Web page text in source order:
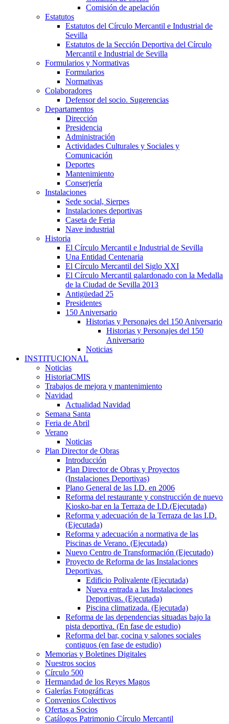
Comisión de apelación
Estatutos
Estatutos del Círculo Mercantil e Industrial de
Sevilla
Estatutos de la Sección Deportiva del Círculo
Mercantil e Industrial de Sevilla
Formularios y Normativas
Formularios
Normativas
Colaboradores
Defensor del socio. Sugerencias
Departamentos
Dirección
Presidencia
Administración
Actividades Culturales y Sociales y
Comunicación
Deportes
Mantenimiento
Conserjería
Instalaciones
Sede social, Sierpes
Instalaciones deportivas
Caseta de Feria
Nave industrial
Historia
El Círculo Mercantil e Industrial de Sevilla
Una Entidad Centenaria
El Círculo Mercantil del Siglo XXI
El Círculo Mercantil galardonado con la Medalla
de la Ciudad de Sevilla 2013
Antigüedad 25
Presidentes
150 Aniversario
Historias y Personajes del 150 Aniversario
Historias y Personajes del 150
Aniversario
Noticias
INSTITUCIONAL
Noticias
HistoriaCMIS
Trabajos de mejora y mantenimiento
Navidad
Actualidad Navidad
Semana Santa
Feria de Abril
Verano
Noticias
Plan Director de Obras
Introducción
Plan Director de Obras y Proyectos
(Instalaciones Deportivas)
Plano General de las I.D. en 2006
Reforma del restaurante y construcción de nuevo
Kiosko-bar en la Terraza de I.D.(Ejecutada)
Reforma y adecuación de la Terraza de las I.D.
(Ejecutada)
Reforma y adecuación a normativa de las
Piscinas de Verano. (Ejecutada)
Nuevo Centro de Transformación (Ejecutado)
Proyecto de Reforma de las Instalaciones
Deportivas.
Edificio Polivalente (Ejecutada)
Nueva entrada a las Instalaciones
Deportivas. (Ejecutada)
Piscina climatizada. (Ejecutada)
Reforma de las dependencias situadas bajo la
pista deportiva. (En fase de estudio)
Reforma del bar, cocina y salones sociales
contiguos (en fase de estudio)
Memorias y Boletines Digitales
Nuestros socios
Círculo 500
Hermandad de los Reyes Magos
Galerías Fotográficas
Convenios Colectivos
Ofertas a Socios
Catálogos Patrimonio Círculo Mercantil